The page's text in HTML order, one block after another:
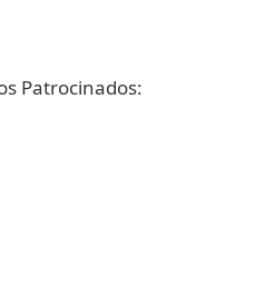
Patrocinados: